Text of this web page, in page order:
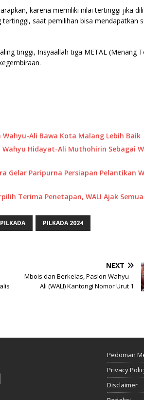
karena memiliki nilai tertinggi jika
saat pemilihan bisa mendapatkan
tinggi, Insyaallah tiga METAL (Menang
Ali Bawa Kota Malang Lebih Baik
Hidayat-Ali Muthohirin Sebagai
Gelar Paripurna Persiapan Pelantikan
Terima Penetapan, WALI Ajak
PILKADA PILKADA 2024
NEXT
Mbois dan Berkelas, Paslon Wahyu –
Ali (WALI) Kantongi Nomor Urut 1
Pedoman
Privacy
Disclaimer